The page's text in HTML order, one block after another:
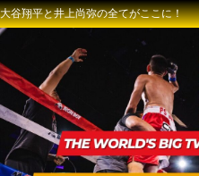
大谷翔平と井上尚弥の全てがここに！